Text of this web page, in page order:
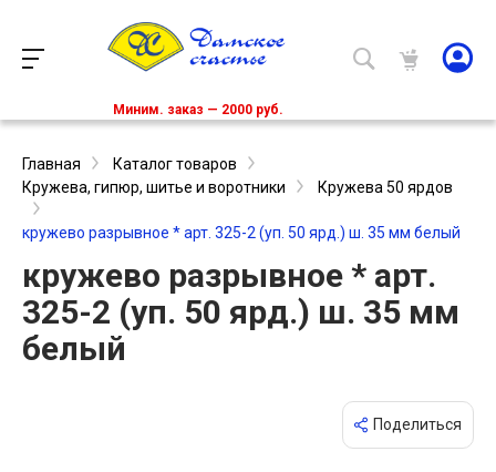
Миним. заказ — 2000 руб.
Главная
Каталог товаров
Кружева, гипюр, шитье и воротники
Кружева 50 ярдов
кружево разрывное * арт. 325-2 (уп. 50 ярд.) ш. 35 мм белый
кружево разрывное * арт.
325-2 (уп. 50 ярд.) ш. 35 мм
белый
Поделиться